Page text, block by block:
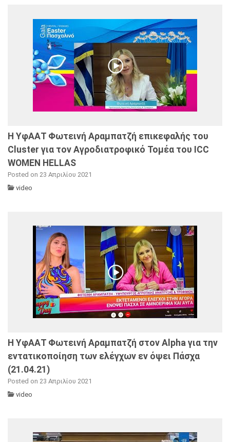
Η ΥφΑΑΤ Φωτεινή Αραμπατζή επικεφαλής του
Cluster για τον Αγροδιατροφικό Τομέα του ICC
WOMEN HELLAS
Posted on 23 Απριλίου 2021
video
Η ΥφΑΑΤ Φωτεινή Αραμπατζή στον Alpha για την
εντατικοποίηση των ελέγχων εν όψει Πάσχα
(21.04.21)
Posted on 23 Απριλίου 2021
video